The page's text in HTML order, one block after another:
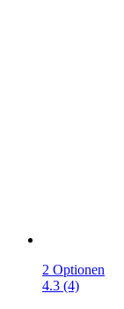
2 Optionen
4.3 (4)